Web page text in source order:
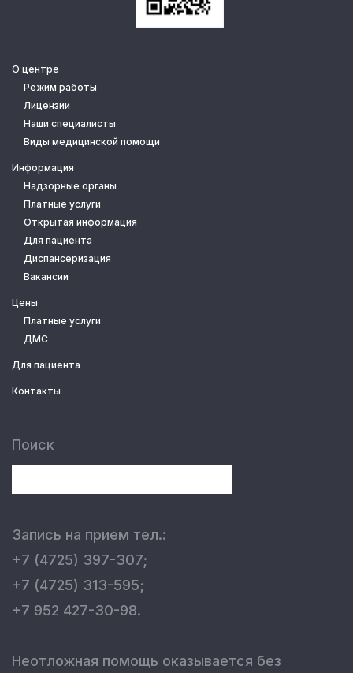
О центре
Режим работы
Лицензии
Наши специалисты
Виды медицинской помощи
Информация
Надзорные органы
Платные услуги
Открытая информация
Для пациента
Диспансеризация
Вакансии
Цены
Платные услуги
ДМС
Для пациента
Контакты
Поиск
Запись на прием тел.:
+7 (4725) 397-307;
+7 (4725) 313-595;
+7 952 427-30-98.
Неотложная помощь оказывается без